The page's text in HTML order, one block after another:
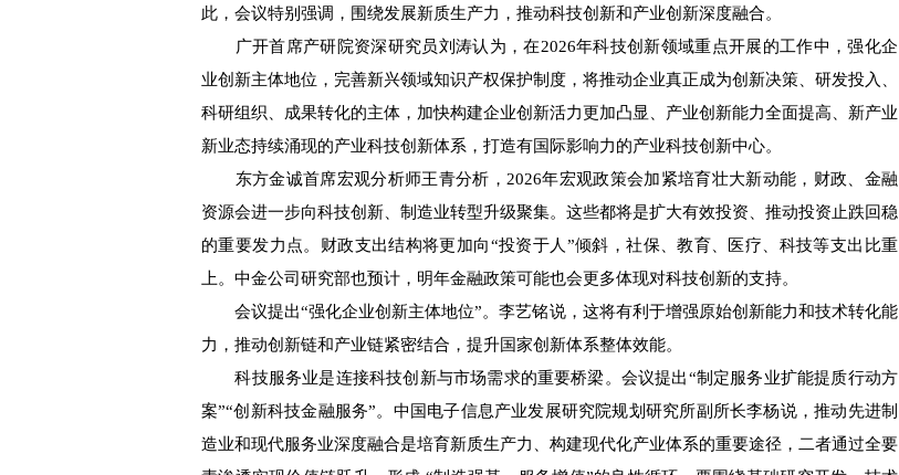
此，会议特别强调，围绕发展新质生产力，推动科技创新和产业创新深度融合。
广开首席产研院资深研究员刘涛认为，在2026年科技创新领域重点开展的工作中，强化企
业创新主体地位，完善新兴领域知识产权保护制度，将推动企业真正成为创新决策、研发投入、
科研组织、成果转化的主体，加快构建企业创新活力更加凸显、产业创新能力全面提高、新产业
新业态持续涌现的产业科技创新体系，打造有国际影响力的产业科技创新中心。
东方金诚首席宏观分析师王青分析，2026年宏观政策会加紧培育壮大新动能，财政、金融
资源会进一步向科技创新、制造业转型升级聚集。这些都将是扩大有效投资、推动投资止跌回稳
的重要发力点。财政支出结构将更加向“投资于人”倾斜，社保、教育、医疗、科技等支出比重
上。中金公司研究部也预计，明年金融政策可能也会更多体现对科技创新的支持。
会议提出“强化企业创新主体地位”。李艺铭说，这将有利于增强原始创新能力和技术转化能
力，推动创新链和产业链紧密结合，提升国家创新体系整体效能。
科技服务业是连接科技创新与市场需求的重要桥梁。会议提出“制定服务业扩能提质行动方
案”“创新科技金融服务”。中国电子信息产业发展研究院规划研究所副所长李杨说，推动先进制
造业和现代服务业深度融合是培育新质生产力、构建现代化产业体系的重要途径，二者通过全要